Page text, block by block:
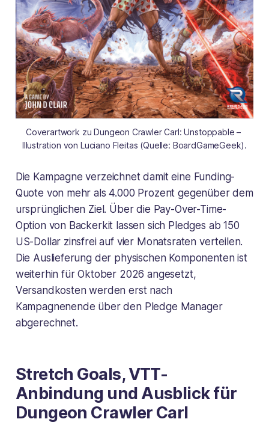
Coverartwork zu Dungeon Crawler Carl: Unstoppable –
Illustration von Luciano Fleitas (Quelle: BoardGameGeek).
Die Kampagne verzeichnet damit eine Funding-
Quote von mehr als 4.000 Prozent gegenüber dem
ursprünglichen Ziel. Über die Pay-Over-Time-
Option von Backerkit lassen sich Pledges ab 150
US-Dollar zinsfrei auf vier Monatsraten verteilen.
Die Auslieferung der physischen Komponenten ist
weiterhin für Oktober 2026 angesetzt,
Versandkosten werden erst nach
Kampagnenende über den Pledge Manager
abgerechnet.
Stretch Goals, VTT-
Anbindung und Ausblick für
Dungeon Crawler Carl